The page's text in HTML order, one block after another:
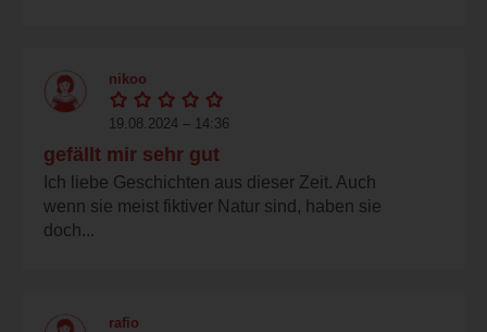
nikoo
19.08.2024 – 14:36
gefällt mir sehr gut
Ich liebe Geschichten aus dieser Zeit. Auch
wenn sie meist fiktiver Natur sind, haben sie
doch...
rafio